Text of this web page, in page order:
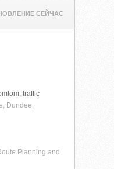
СЕЙЧАС
traffic
Dundee,
Planning and